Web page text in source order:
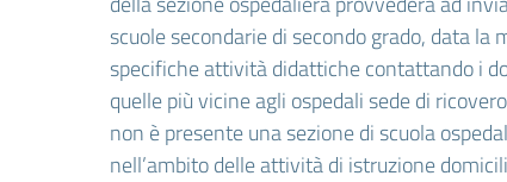
scuole secondarie di secondo grado, data
specifiche attività didattiche contattando i
quelle più vicine agli ospedali sede di
non è presente una sezione di scuola
nell’ambito delle attività di istruzione